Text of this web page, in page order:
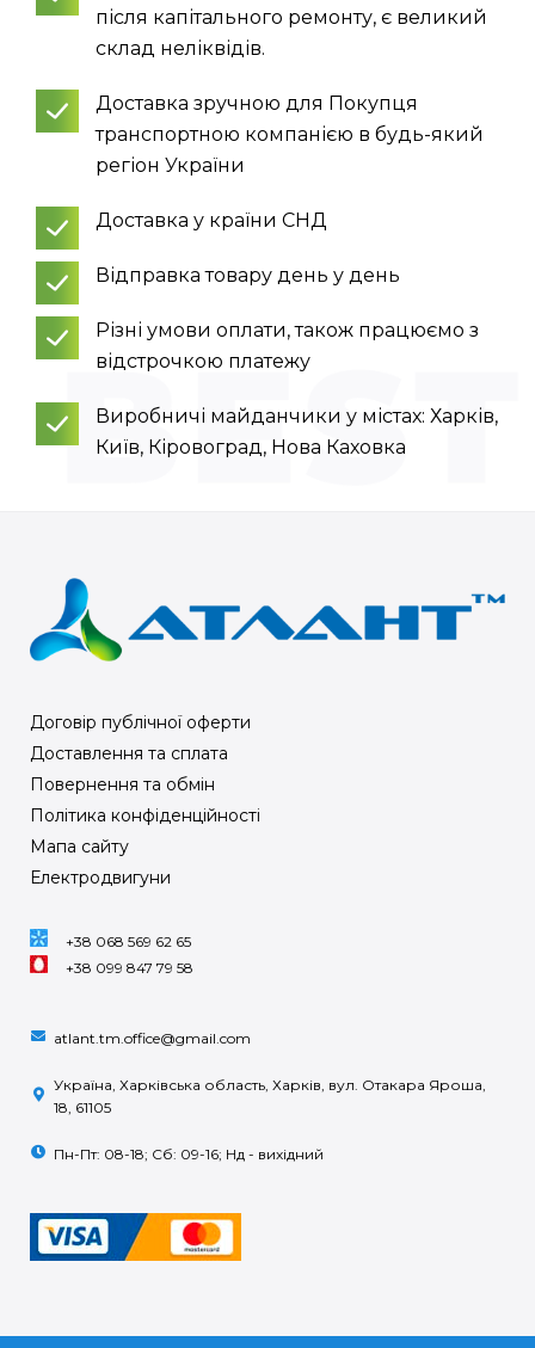
після капітального ремонту, є великий
склад неліквідів.
Доставка зручною для Покупця
транспортною компанією в будь-який
регіон України
Доставка у країни СНД
Відправка товару день у день
Різні умови оплати, також працюємо з
відстрочкою платежу
Виробничі майданчики у містах: Харків,
Київ, Кіровоград, Нова Каховка
Договір публічної оферти
Доставлення та сплата
Повернення та обмін
Політика конфіденційності
Мапа сайту
Електродвигуни
+38 068 569 62 65
+38 099 847 79 58
atlant.tm.office@gmail.com
Україна, Харківська область, Харків, вул. Отакара Яроша,
18, 61105
Пн-Пт: 08-18; Сб: 09-16; Нд - вихідний